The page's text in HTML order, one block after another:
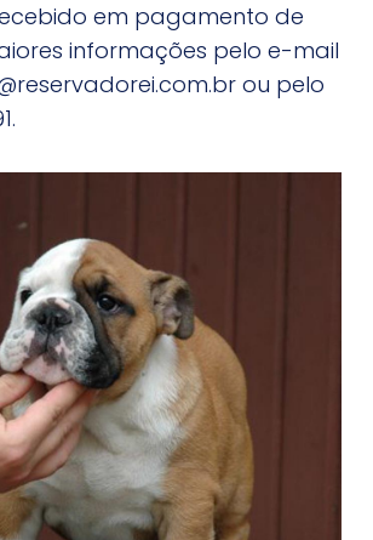
em pagamento de
informações pelo e-mail
ou pelo